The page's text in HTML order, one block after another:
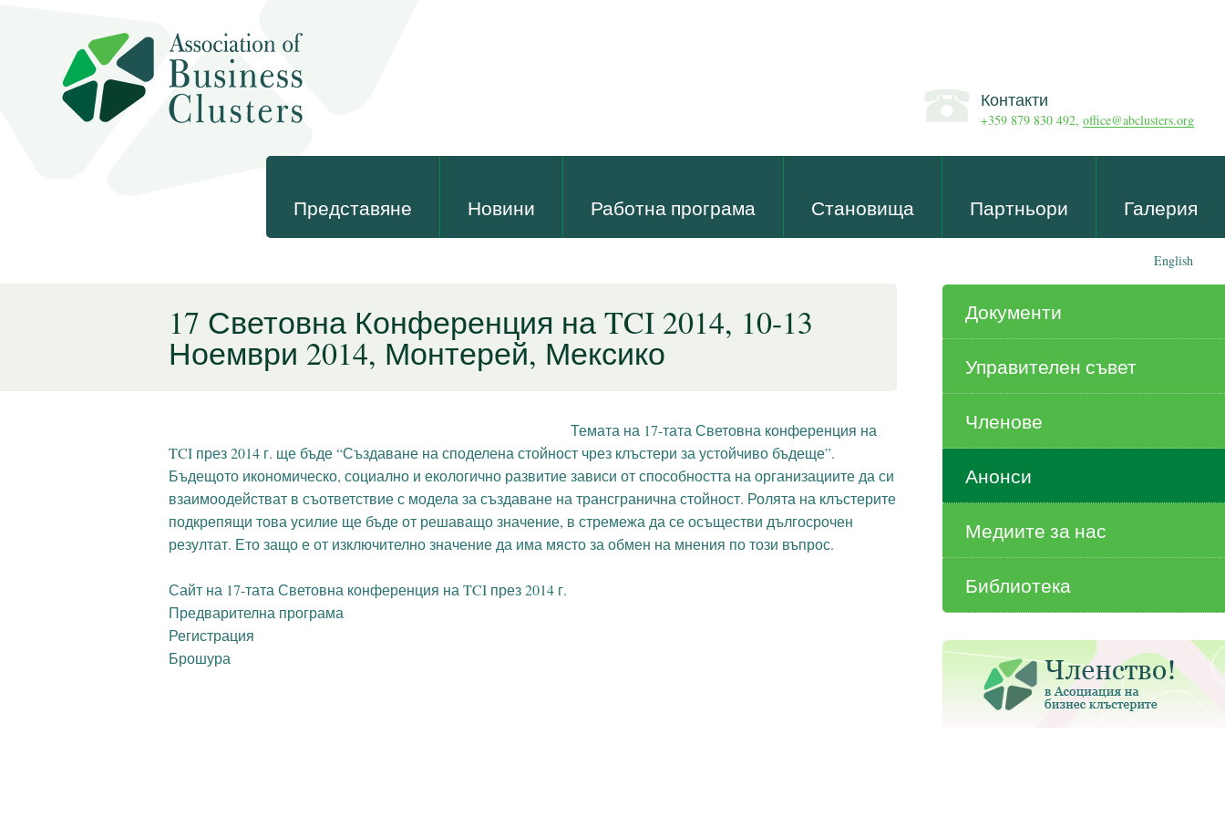
Контакти
+359 879 830 492, office@abclusters.org
Представяне Новини Работна програма Становища Партньори Галерия
17 Световна Конференция на TCI 2014, 10-13
Ноември 2014, Монтерей, Мексико
Темата на 17-тата Световна конференция на
TCI през 2014 г. ще бъде “Създаване на споделена стойност чрез клъстери за устойчиво бъдеще”.
Бъдещото икономическо, социално и екологично развитие зависи от способността на организациите да си
взаимоодействат в съответствие с модела за създаване на трансгранична стойност. Ролята на клъстерите
подкрепящи това усилие ще бъде от решаващо значение, в стремежа да се осъществи дългосрочен
резултат. Ето защо е от изключително значение да има място за обмен на мнения по този въпрос.
Сайт на 17-тата Световна конференция на TCI през 2014 г.
Предварителна програма
Регистрация
Брошура
English
Документи
Управителен съвет
Членове
Анонси
Медиите за нас
Библиотека